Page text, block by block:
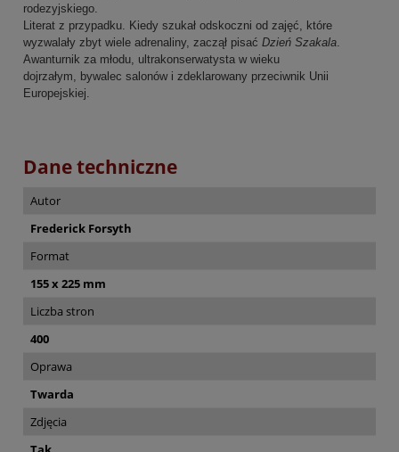
rodezyjskiego.
Literat z przypadku. Kiedy szukał odskoczni od zajęć, które
wyzwalały zbyt wiele adrenaliny, zaczął pisać Dzień Szakala
Awanturnik za młodu, ultrakonserwatysta w wieku
dojrzałym, bywalec salonów i zdeklarowany przeciwnik Unii
Europejskiej.
Dane techniczne
Autor
Frederick Forsyth
Format
155 x 225 mm
Liczba stron
400
Oprawa
Twarda
Zdjęcia